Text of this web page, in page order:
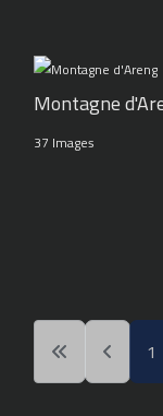
Montagne
37 Images
1